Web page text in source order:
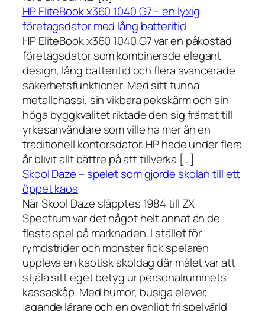
HP EliteBook x360 1040 G7 – en lyxig
företagsdator med lång batteritid
HP EliteBook x360 1040 G7 var en påkostad
företagsdator som kombinerade elegant
design, lång batteritid och flera avancerade
säkerhetsfunktioner. Med sitt tunna
metallchassi, sin vikbara pekskärm och sin
höga byggkvalitet riktade den sig främst till
yrkesanvändare som ville ha mer än en
traditionell kontorsdator. HP hade under flera
år blivit allt bättre på att tillverka […]
Skool Daze – spelet som gjorde skolan till ett
öppet kaos
När Skool Daze släpptes 1984 till ZX
Spectrum var det något helt annat än de
flesta spel på marknaden. I stället för
rymdstrider och monster fick spelaren
uppleva en kaotisk skoldag där målet var att
stjäla sitt eget betyg ur personalrummets
kassaskåp. Med humor, busiga elever,
jagande lärare och en ovanligt fri spelvärld